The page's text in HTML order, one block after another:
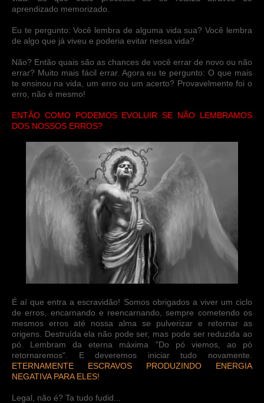
aprendizado memorizado.
Eu te pergunto: Você lembra de alguma vida sua? Você lembra
de algo que já viveu e poderia evitar nessa vida?
Não? Então quais são as chances de você errar de novo ou não
errar? Muito mais fácil errar. Agora eu te pergunto: O que mais
te ensinou na vida, um erro ou um acerto? Provavelmente foi o
erro, não é mesmo!
ENTÃO COMO PODEMOS EVOLUIR SE NÃO LEMBRAMOS
DOS NOSSOS ERROS?
É aí que entra a escravidão! Somos obrigados a viver um ciclo
de erros, encarnando e reencarnando, sempre cometendo os
mesmos erros até nossa alma se pulverizar e retornar as
origens. Destruída ela não pode ser, mas pode ser reduzida ao
pó. Lembram da eterna máxima "Do pó viemos, ao pó
retornaremos". E deveremos iniciar tudo novamente.
ETERNAMENTE ESCRAVOS PRODUZINDO ENERGIA
NEGATIVA PARA ELES!
Legal, não é? Ta tudo fudid...